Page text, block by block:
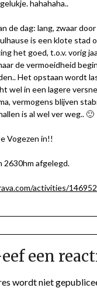
hahahaha..
de dag: lang, zwaar
is een klote stad
het goed, t.o.v. vorig
de vermoeidheid
Het opstaan wordt
wel in een lagere
vermogens blijven
is al wel ver weg.. 🙂
Vogezen in!!
2630hm afgelegd.
activities/
een
wordt niet